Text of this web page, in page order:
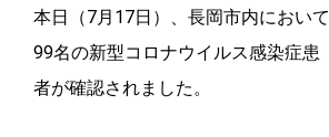
本日（7月17日）、長岡市内において
99名の新型コロナウイルス感染症患
者が確認されました。